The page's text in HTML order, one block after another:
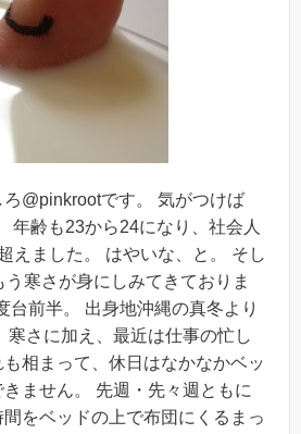
@pinkrootです。 気がつけば
年齢も23から24になり、社会人
えました。 はやいな、と。 そし
寒さが身にしみてきておりま
台前半。 出身地沖縄の真冬より
寒さに加え、最近は仕事の忙し
相まって、休日はなかなかベッ
きません。 先週・先々週ともに
をベッドの上で布団にくるまっ